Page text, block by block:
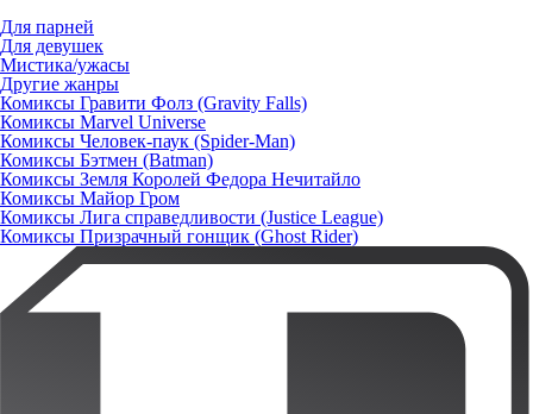
Для парней
Для девушек
Мистика/ужасы
Другие жанры
Комиксы Гравити Фолз (Gravity Falls)
Комиксы Marvel Universe
Комиксы Человек-паук (Spider-Man)
Комиксы Бэтмен (Batman)
Комиксы Земля Королей Федора Нечитайло
Комиксы Майор Гром
Комиксы Лига справедливости (Justice League)
Комиксы Призрачный гонщик (Ghost Rider)